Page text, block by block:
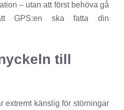
– utan att först behöva gå
GPS:en ska fatta din
till
extremt känslig för störningar